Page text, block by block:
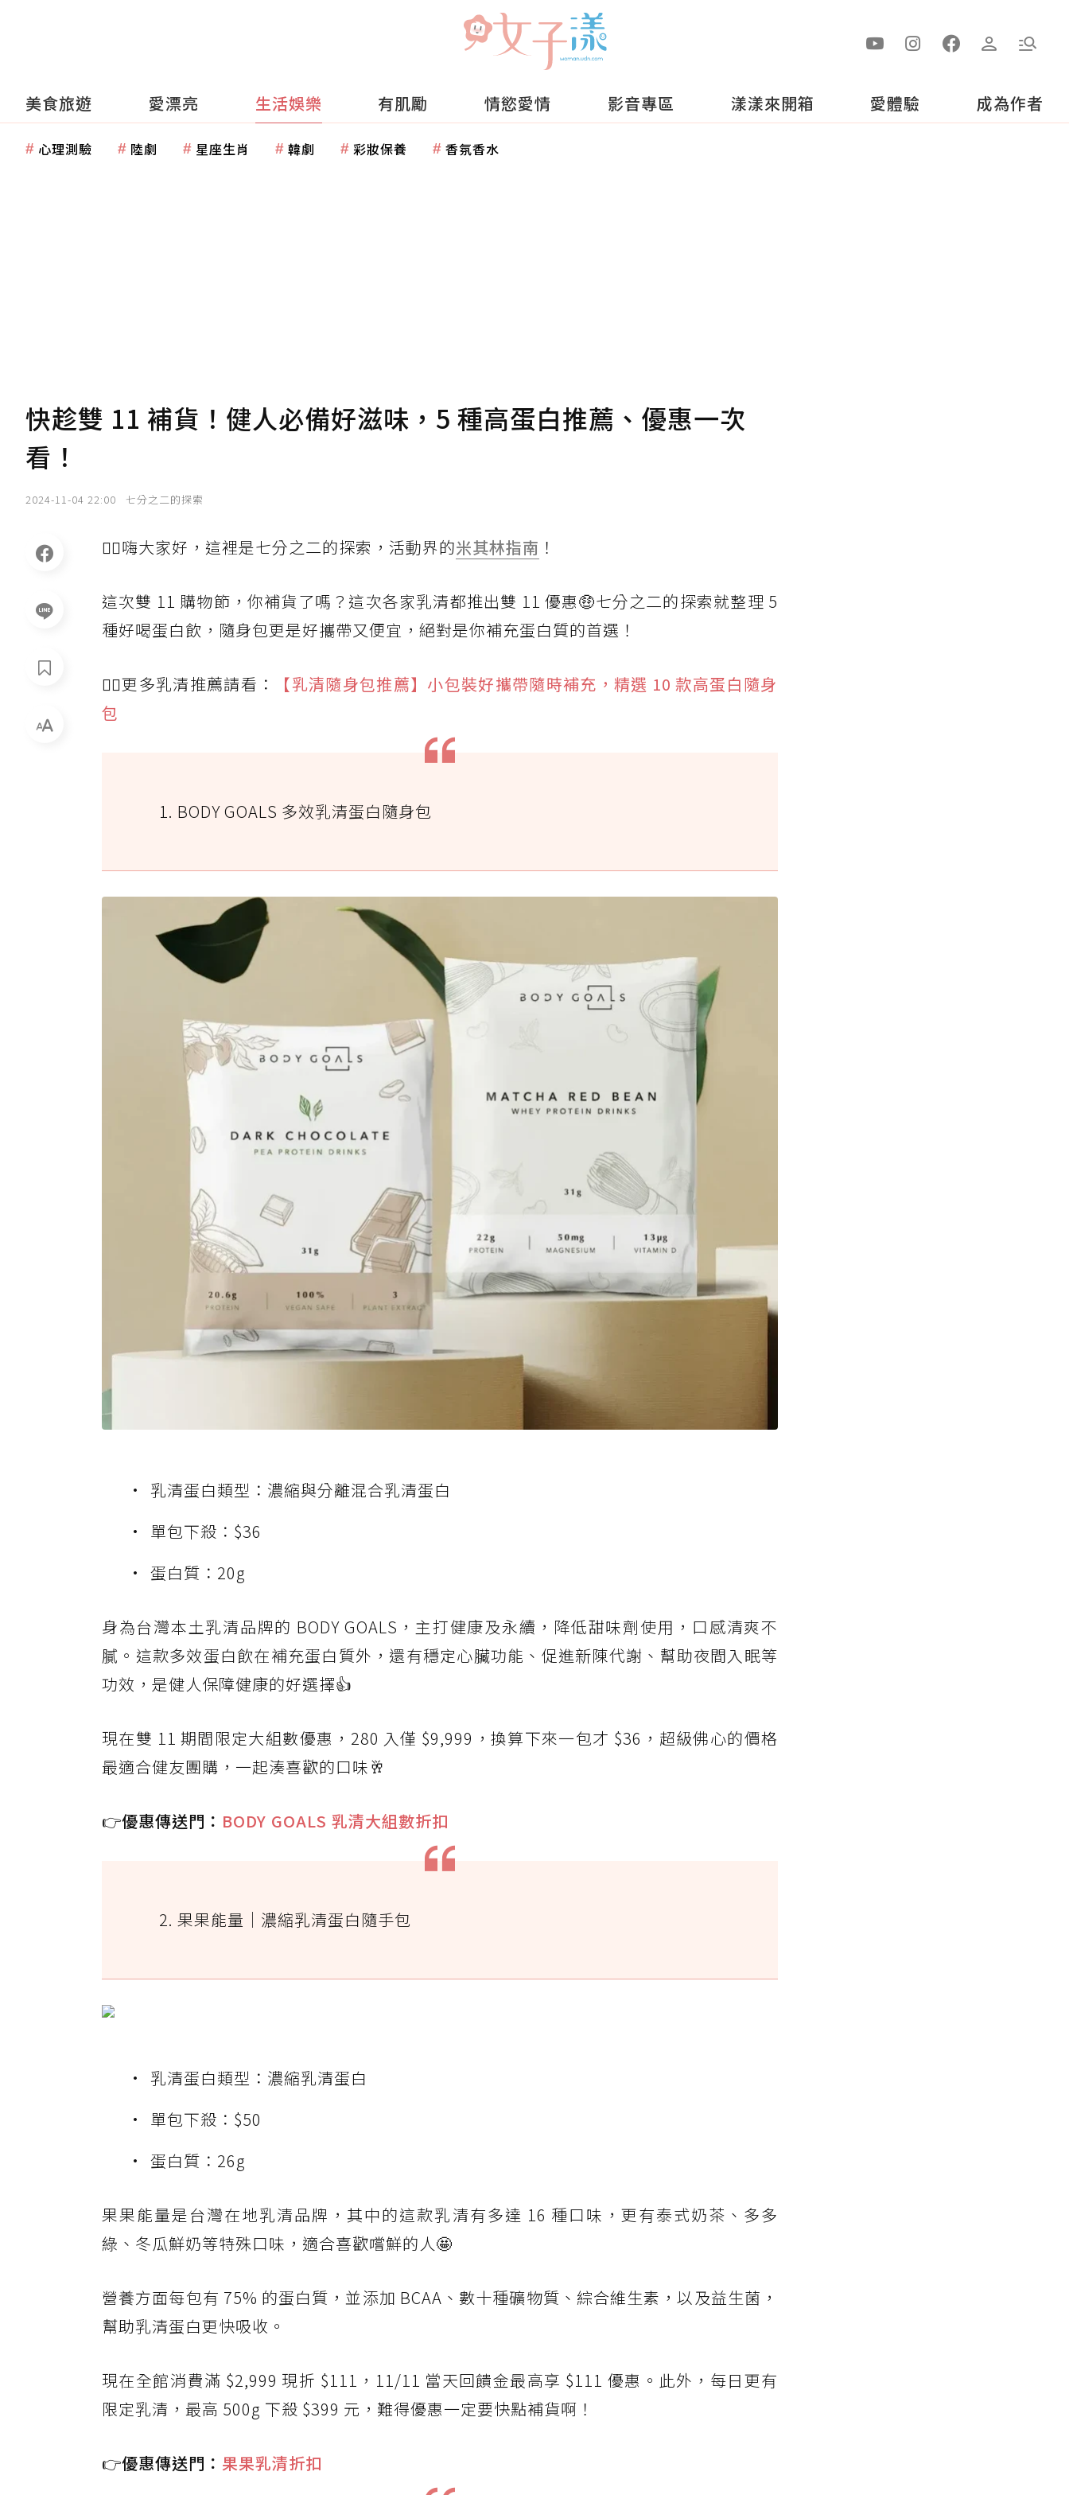
美食旅遊 愛漂亮 生活娛樂 有肌勵 情慾愛情 影音專區 漾漾來開箱 愛體驗 成為作者
心理測驗 陸劇 星座生肖 韓劇 彩妝保養 香氛香水
快趁雙 11 補貨！健人必備好滋味，5 種高蛋白推薦、優惠一次
看！
2024-11-04 22:00 七分之二的探索
🙋‍♀️嗨大家好，這裡是七分之二的探索，活動界的米其林指南 ！
這次雙 11 購物節，你補貨了嗎？這次各家乳清都推出雙 11 優惠🤑七分之二的探索就整理 5
種好喝蛋白飲，隨身包更是好攜帶又便宜，絕對是你補充蛋白質的首選！
🙆‍♀️更多乳清推薦請看：
【乳清隨身包推薦】小包裝好攜帶隨時補充，精選 10 款高蛋白隨身
包
1. BODY GOALS 多效乳清蛋白隨身包
乳清蛋白類型：濃縮與分離混合乳清蛋白
單包下殺：$36
蛋白質：20g
身為台灣本土乳清品牌的 BODY GOALS，主打健康及永續，降低甜味劑使用，口感清爽不
膩。這款多效蛋白飲在補充蛋白質外，還有穩定心臟功能、促進新陳代謝、幫助夜間入眠等
功效，是健人保障健康的好選擇👍
現在雙 11 期間限定大組數優惠，280 入僅 $9,999，換算下來一包才 $36，超級佛心的價格
最適合健友團購，一起湊喜歡的口味🥂
👉優惠傳送門： BODY GOALS 乳清大組數折扣
2. 果果能量｜濃縮乳清蛋白隨手包
乳清蛋白類型：濃縮乳清蛋白
單包下殺：$50
蛋白質：26g
果果能量是台灣在地乳清品牌，其中的這款乳清有多達 16 種口味，更有泰式奶茶、多多
綠、冬瓜鮮奶等特殊口味，適合喜歡嚐鮮的人🤩
營養方面每包有 75% 的蛋白質，並添加 BCAA、數十種礦物質、綜合維生素，以及益生菌，
幫助乳清蛋白更快吸收。
現在全館消費滿 $2,999 現折 $111，11/11 當天回饋金最高享 $111 優惠。此外，每日更有
限定乳清，最高 500g 下殺 $399 元，難得優惠一定要快點補貨啊！
👉優惠傳送門： 果果乳清折扣